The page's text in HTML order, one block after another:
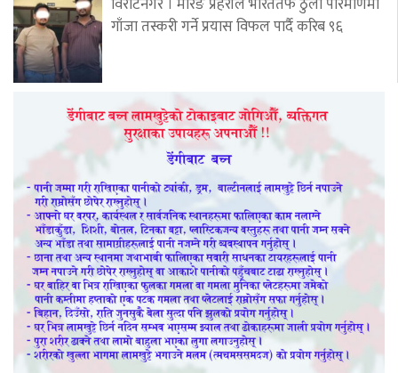
गाँजा तस्करी गर्ने प्रयास विफल पार्दै करिब ९६